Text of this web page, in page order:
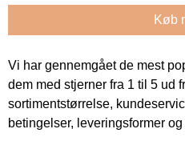
Køb
Vi har gennemgået de mest
dem med stjerner fra 1 til 5 ud
sortimentstørrelse,
betingelser, leveringsformer